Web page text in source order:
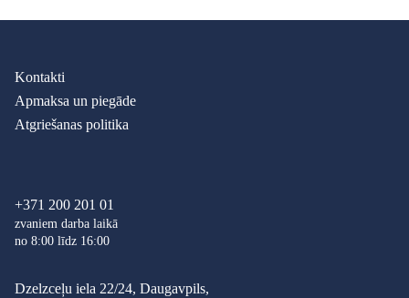
Kontakti
Apmaksa un piegāde
Atgriešanas politika
+371 200 201 01
zvaniem darba laikā
no 8:00 līdz 16:00
Dzelzceļu iela 22/24, Daugavpils,